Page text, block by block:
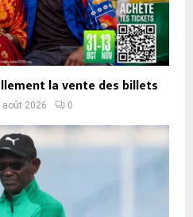
la vente des billets
août 2026 0